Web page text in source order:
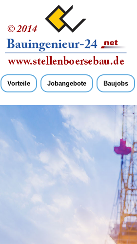
Vorteile Jobangebote Baujobs